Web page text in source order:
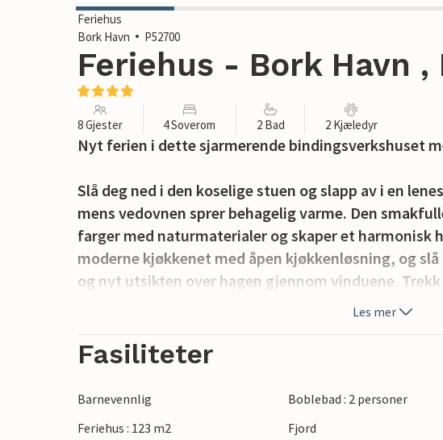
Feriehus
Bork Havn
P52700
Feriehus - Bork Havn ,
8 Gjester 4 Soverom 2 Bad 2 Kjæledyr
Nyt ferien i dette sjarmerende bindingsverkshuset
Slå deg ned i den koselige stuen og slapp av i en
mens vedovnen sprer behagelig varme. Den
farger med naturmaterialer og skaper et harmonisk
moderne kjøkkenet med åpen kjøkkenløsning, og
og nyt utsikten over hagen gjennom vinduene.
vinterhagen og tilbring rolige timer der. Unn deg en
samvær i det fri. Se barna leke på det store
Les mer
Fasiliteter
Barnevennlig Boblebad : 2 personer
Feriehus : 123 m2
Fjord